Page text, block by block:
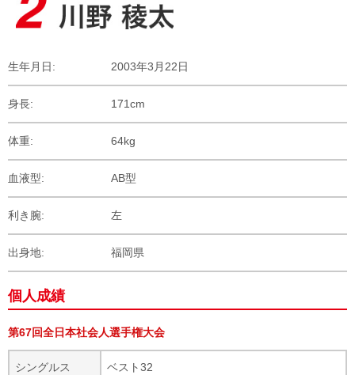
生年月日 2003年3月22日
身長 171cm
体重 64kg
血液型 AB型
利き腕 左
出身地 福岡県
個人成績
第67回全日本社会人選手権大会
シングルス ベスト32